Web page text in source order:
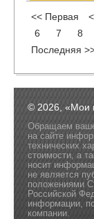
<< Первая
6
7 8
Последняя
© 2026, «Мои
Обращаем ваше
на сайте
технических
стоимости, а
носит
не является
положениями
Российской
информации,
компании.